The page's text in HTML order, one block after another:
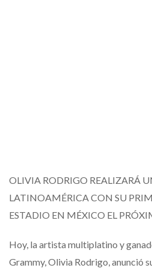
OLIVIA RODRIGO REALIZARÁ
LATINOAMÉRICA CON SU
ESTADIO EN MÉXICO EL
Hoy, la artista multiplatino y
Grammy, Olivia Rodrigo, anunció